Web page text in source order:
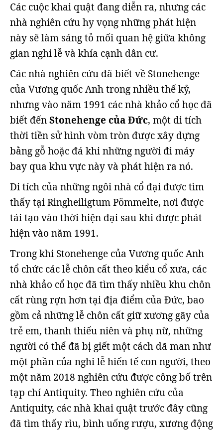
Các cuộc khai quật đang diễn ra, nhưng các
nhà nghiên cứu hy vọng những phát hiện
này sẽ làm sáng tỏ mối quan hệ giữa không
gian nghi lễ và khía cạnh dân cư.
Các nhà nghiên cứu đã biết về Stonehenge
của Vương quốc Anh trong nhiều thế kỷ,
nhưng vào năm 1991 các nhà khảo cổ học đã
biết đếnStonehenge của Đức, một di tích
thời tiền sử hình vòm tròn được xây dựng
bằng gỗ hoặc đá khi những người đi máy
bay qua khu vực này và phát hiện ra nó.
Di tích của những ngôi nhà cổ đại được tìm
thấy tại Ringheiligtum Pömmelte, nơi được
tái tạo vào thời hiện đại sau khi được phát
hiện vào năm 1991.
Trong khi Stonehenge của Vương quốc Anh
tổ chức các lễ chôn cất theo kiểu cổ xưa, các
nhà khảo cổ học đã tìm thấy nhiều khu chôn
cất rùng rợn hơn tại địa điểm của Đức, bao
gồm cả những lễ chôn cất giữ xương gãy của
trẻ em, thanh thiếu niên và phụ nữ, những
người có thể đã bị giết một cách dã man như
một phần của nghi lễ hiến tế con người, theo
một năm 2018 nghiên cứu được công bố trên
tạp chí Antiquity. Theo nghiên cứu của
Antiquity, các nhà khai quật trước đây cũng
đã tìm thấy rìu, bình uống rượu, xương động